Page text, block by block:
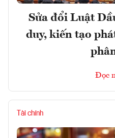
Sửa đổi Luật
duy, kiến tạo
Đọc
Tài chính